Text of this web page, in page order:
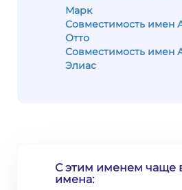
Марк
Совместимость имен
Отто
Совместимость имен
Элиас
С этим именем чаще
имена: